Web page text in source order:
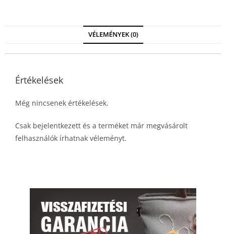
VÉLEMÉNYEK (0)
Értékelések
Még nincsenek értékelések.
Csak bejelentkezett és a terméket már megvásárolt
felhasználók írhatnak véleményt.